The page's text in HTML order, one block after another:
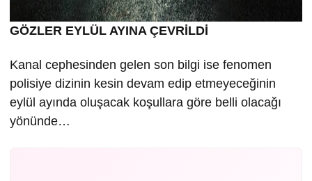
GÖZLER EYLÜL AYINA ÇEVRİLDİ
Kanal cephesinden gelen son bilgi ise fenomen
polisiye dizinin kesin devam edip etmeyeceğinin
eylül ayında oluşacak koşullara göre belli olacağı
yönünde…